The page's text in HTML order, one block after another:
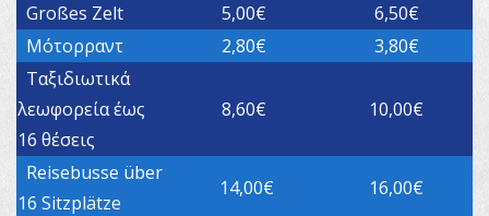
Großes Zelt
5,00€
6,50€
Μότορραντ
2,80€
3,80€
Ταξιδιωτικά
λεωφορεία έως
16 θέσεις
8,60€ 10,00€
Reisebusse über
16 Sitzplätze
14,00€
16,00€